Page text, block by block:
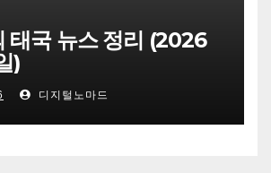
태국 뉴스 정리 (2026
)
디지털노마드